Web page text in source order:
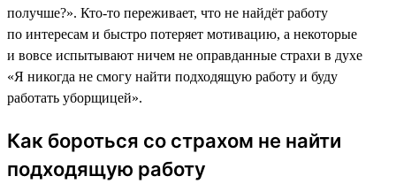
получше?». Кто-то переживает, что не найдёт работу
по интересам и быстро потеряет мотивацию, а некоторые
и вовсе испытывают ничем не оправданные страхи в духе
«Я никогда не смогу найти подходящую работу и буду
работать уборщицей».
Как бороться со страхом не найти
подходящую работу